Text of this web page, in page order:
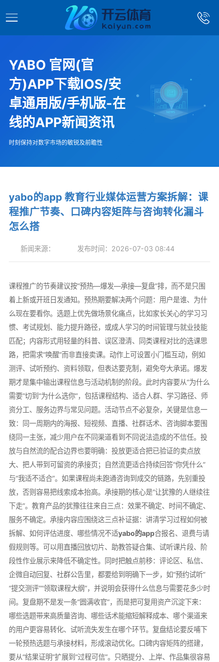
YABO 官网(官
方)APP下载IOS/安
卓通用版/手机版-在
线的APP新闻资讯
时刻保持对数字市场的敏锐及前瞻性
yabo的app 教育行业媒体运营方案拆解：课
程推广节奏、口碑内容矩阵与咨询转化漏斗
怎么搭
新闻来源： 发布时间：2026-07-03 08:44
课程推广的节奏建议按“预热—爆发—承接—复盘”排，而不是只围
着上新或开班日发通知。预热期要解决两个问题：用户是谁、为什
么现在要看你。选题上优先做场景化痛点，比如家长关心的学习习
惯、考试规划、能力提升路径，或成人学习的时间管理与就业技能
匹配；内容形式用轻量的科普、误区澄清、同类课程对比的选课思
路，把需求“唤醒”而非直接卖课。动作上可设置小门槛互动，例如
测评、试听预约、资料领取，但表达要克制，避免夸大承诺。爆发
期才是集中输出课程信息与活动机制的阶段。此时内容要从“为什么
需要”切到“为什么选你”，包括课程结构、适合人群、学习路径、师
资分工、服务边界与常见问题。活动节点不必复杂，关键是信息一
致：同一周期内的海报、短视频、直播、社群话术、咨询脚本要围
绕同一主张，减少用户在不同渠道看到不同说法造成的不信任。投
放与自然流的配合边界也要明确：投放更适合把已验证的卖点放
大、把人带到可留资的承接页；自然流更适合持续回答“你凭什么”
与“我适不适合”。如果课程尚未跑通咨询到成交的链路，先别重投
放，否则容易把线索成本抬高。承接期的核心是“让犹豫的人继续往
下走”。教育产品的犹豫往往来自三点：效果不确定、时间不确定、
服务不确定。承接内容应围绕这三点补证据：讲清学习过程如何被
拆解、如何评估进度、哪些情况不适yabo的app合报名、退费与请
假规则等。可以用直播回放切片、助教答疑合集、试听课片段、阶
段性作业展示来降低不确定性。同时把触点前移：评论区、私信、
企微自动回复、社群公告里，都要给到明确下一步，如“预约试听”
“提交测评”“领取课程大纲”，并说明会获得什么信息与需要花多少时
间。复盘期不是发一条“圆满收官”，而是把可复用资产沉淀下来：
哪些选题带来高质量咨询、哪些话术能缩短解释成本、哪个渠道来
的用户更容易转化、试听流失发生在哪个环节。复盘结论要反哺下
一轮预热选题与承接材料，形成滚动优化。口碑内容矩阵的搭建，
要从“结果证明”扩展到“过程可信”。只晒提分、上岸、作品集很容易